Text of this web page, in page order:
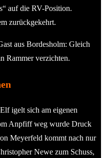
auf die RV-Position.
zurückgekehrt.
aus Bordesholm: Gleich
Rammer verzichten.
igelt sich am eigenen
Anpfiff weg wurde Druck
Meyerfeld kommt nach nur
Newe zum Schuss,